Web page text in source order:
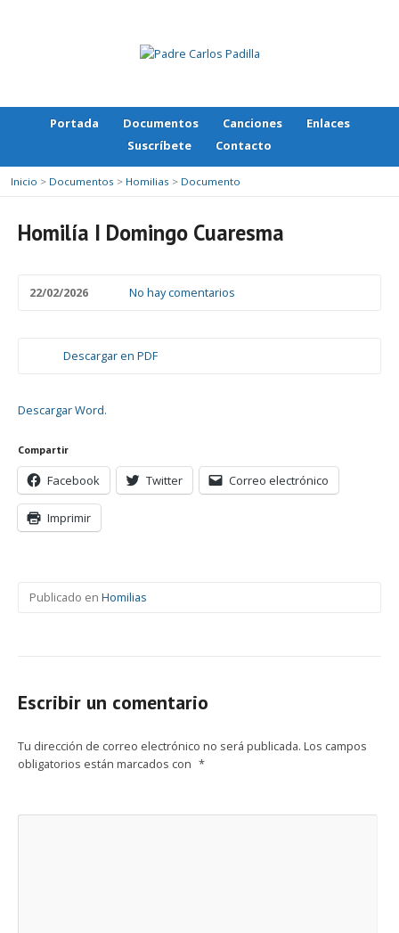
Portada Documentos Canciones
Enlaces
Suscríbete
Contacto
Inicio > Documentos > Homilias > Documento
Homilía I Domingo Cuaresma
22/02/2026 No hay comentarios
Descargar en PDF
Descargar Word.
Compartir
Facebook Twitter Correo electrónico
Imprimir
Publicado en Homilias
Escribir un comentario
Tu dirección de correo electrónico no será publicada. Los campos
obligatorios están marcados con *